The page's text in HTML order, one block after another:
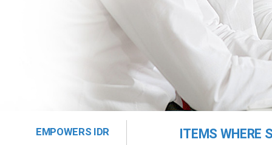
EMPOWERS IDR ITEMS WHERE